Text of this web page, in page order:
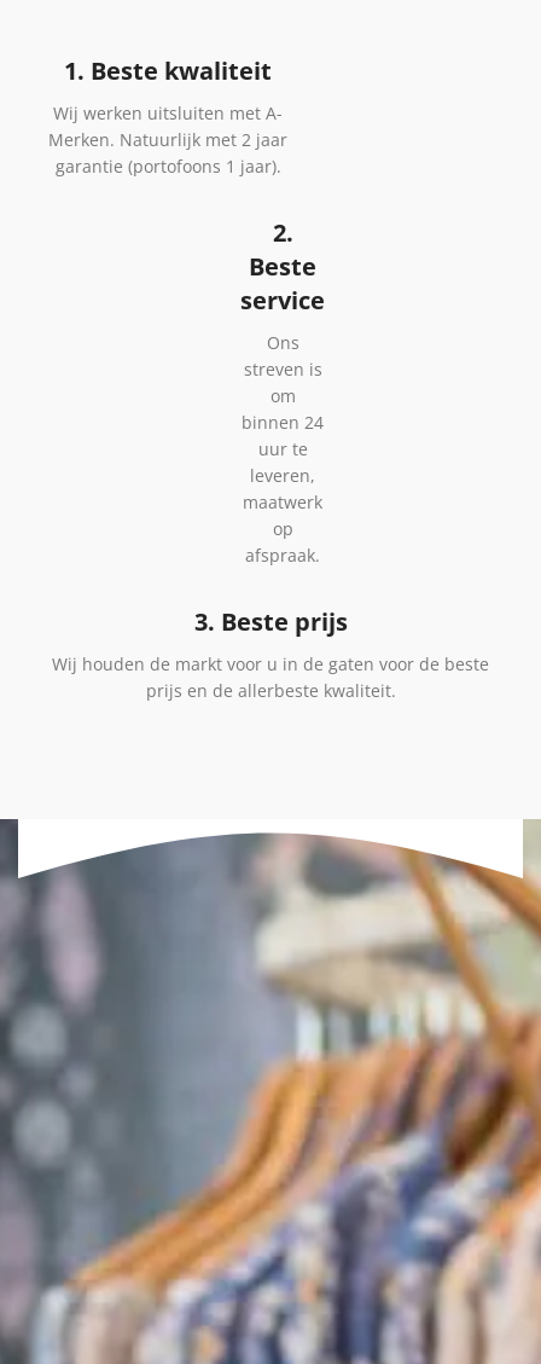
1. Beste kwaliteit
Wij werken uitsluiten met A-
Merken. Natuurlijk met 2 jaar
garantie (portofoons 1 jaar).
2.
Beste
service
Ons
streven is
om
binnen 24
uur te
leveren,
maatwerk
op
afspraak.
3. Beste prijs
Wij houden de markt voor u in de gaten voor de beste
prijs en de allerbeste kwaliteit.